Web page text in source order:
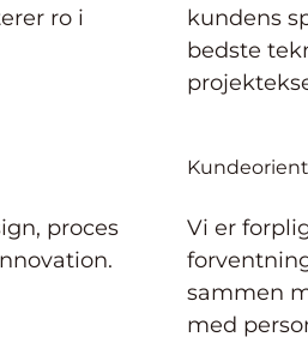
ro i
kundens
bedste
proces
Vi er
sammen
med